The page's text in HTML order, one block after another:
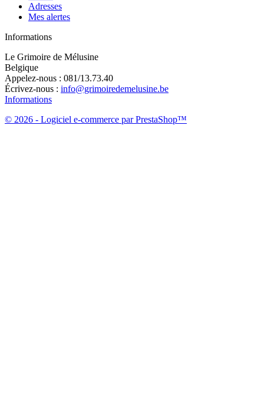
Adresses
Mes alertes
Informations
Le Grimoire de Mélusine
Belgique
Appelez-nous : 081/13.73.40
Écrivez-nous : info@grimoiredemelusine.be
Informations
© 2026 - Logiciel e-commerce par PrestaShop™